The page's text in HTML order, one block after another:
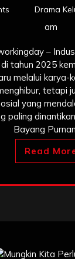
Drama
am
–
tahun 2025
melalui karya-
tetapi
yang
paling
Bayang
Read